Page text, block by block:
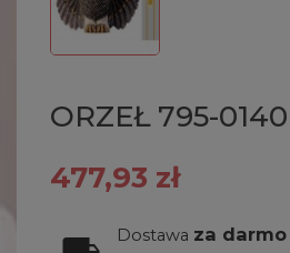
ORZEŁ 795-0140
477,93 zł
Dostawa za darmo